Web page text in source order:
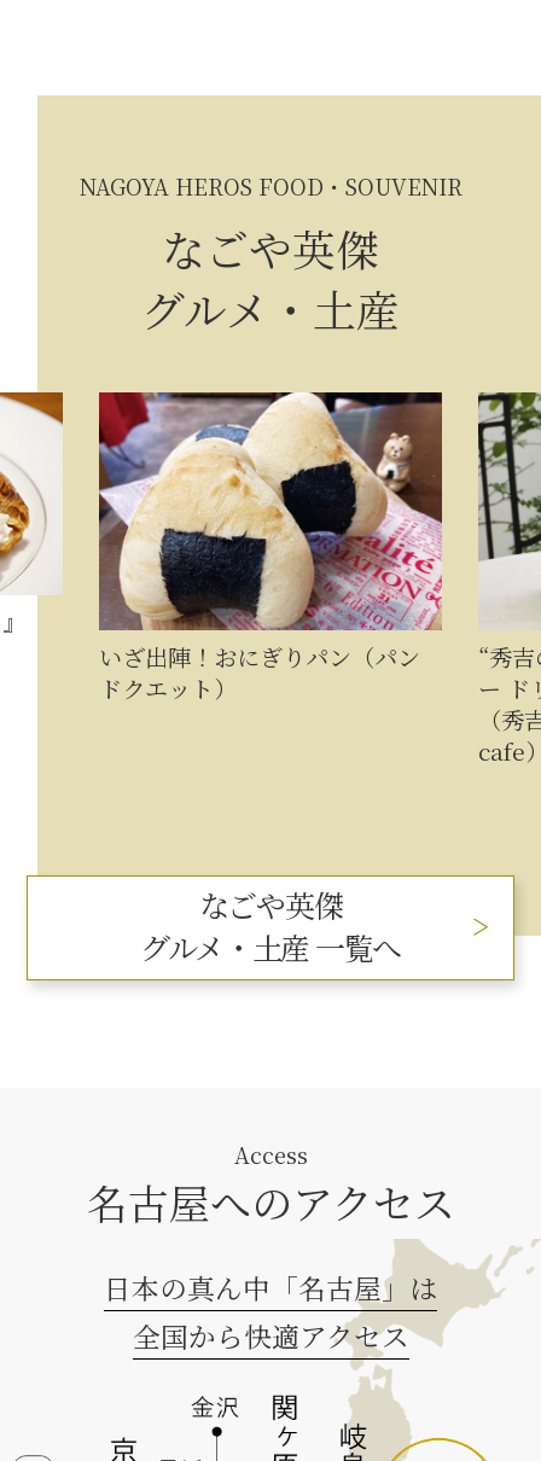
NAGOYA HEROS FOOD・SOUVENIR
なごや英傑
グルメ・土産
ン（パン
“秀吉のごほうび”ブレンドコーヒ
ー ドリップバッグ 1箱5杯セット
なごや英傑
グルメ・土産 一覧へ
Access
名古屋へのアクセス
日本の真ん中「名古屋」は
全国から快適アクセス